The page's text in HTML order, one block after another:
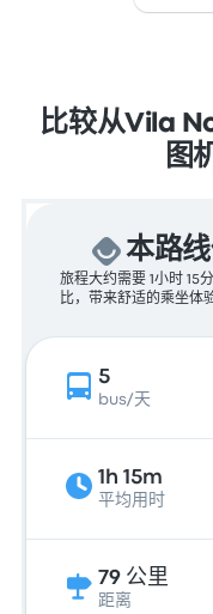
比较从Vila
图
本路
旅程大约需要 1小时 15
比，带来舒适的乘坐体
5
bus/天
1h 15m
平均用时
79 公里
距离